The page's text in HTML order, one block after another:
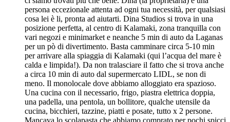
persona eccezionale attenta ad ogni tua necessità, per qualsiasi
cosa lei è li, pronta ad aiutarti. Dina Studios si trova in una
posizione perfetta, al centro di Kalamaki, zona tranquilla con
vari negozi e minimarket e neanche 5 min di auto da Laganas
per un pò di divertimento. Basta camminare circa 5-10 min
per arrivare alla spiaggia di Kalamaki (qui l’acqua del mare è
calda e limpida!). Da non tralasciare il fatto che si trova anche
a circa 10 min di auto dal supermercato LIDL, se non di
meno. Il monolocale dove abbiamo alloggiato era spazioso.
Una cucina con il necessario, frigo, piastra elettrica doppia,
una padella, una pentola, un bollitore, qualche utensile da
cucina, bicchieri, tazzine, piatti e posate, tutto x 2 persone.